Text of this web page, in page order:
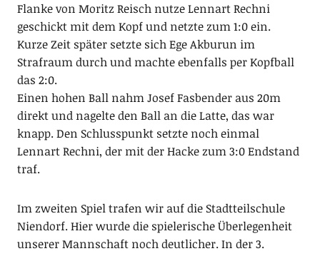
Flanke von Moritz Reisch nutze Lennart Rechni
geschickt mit dem Kopf und netzte zum 1:0 ein.
Kurze Zeit später setzte sich Ege Akburun im
Strafraum durch und machte ebenfalls per Kopfball
das 2:0.
Einen hohen Ball nahm Josef Fasbender aus 20m
direkt und nagelte den Ball an die Latte, das war
knapp. Den Schlusspunkt setzte noch einmal
Lennart Rechni, der mit der Hacke zum 3:0 Endstand
traf.
Im zweiten Spiel trafen wir auf die Stadtteilschule
Niendorf. Hier wurde die spielerische Überlegenheit
unserer Mannschaft noch deutlicher. In der 3.